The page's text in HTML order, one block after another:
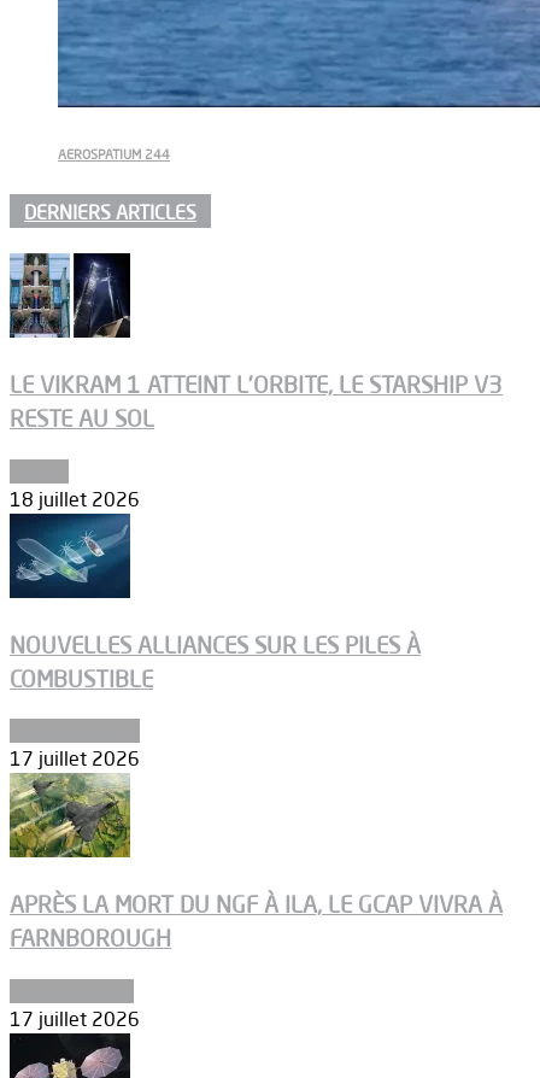
AEROSPATIUM 244
DERNIERS ARTICLES
LE VIKRAM 1 ATTEINT L’ORBITE, LE STARSHIP V3
RESTE AU SOL
18 juillet 2026
NOUVELLES ALLIANCES SUR LES PILES À
COMBUSTIBLE
17 juillet 2026
APRÈS LA MORT DU NGF À ILA, LE GCAP VIVRA À
FARNBOROUGH
17 juillet 2026